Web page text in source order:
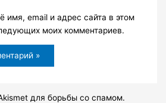
имя, email и адрес сайта в этом
моих комментариев.
для борьбы со спамом.